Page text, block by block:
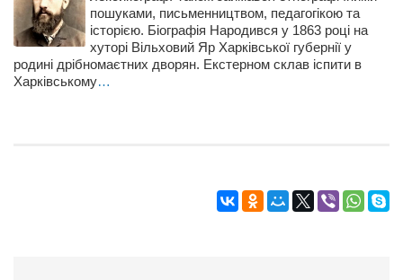
пошуками, письменництвом, педагогікою та
історією. Біографія Народився у 1863 році на
хуторі Вільховий Яр Харківської губернії у
родині дрібномаєтних дворян. Екстерном склав іспити в
Харківському…